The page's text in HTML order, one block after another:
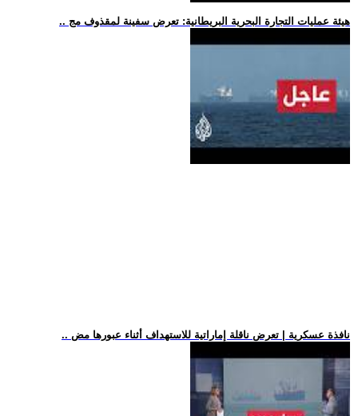
.. هيئة عمليات التجارة البحرية البريطانية: تعرض سفينة لمقذوف مج
.. نافذة عسكرية | تعرض ناقلة إماراتية للاستهداف أثناء عبورها مض